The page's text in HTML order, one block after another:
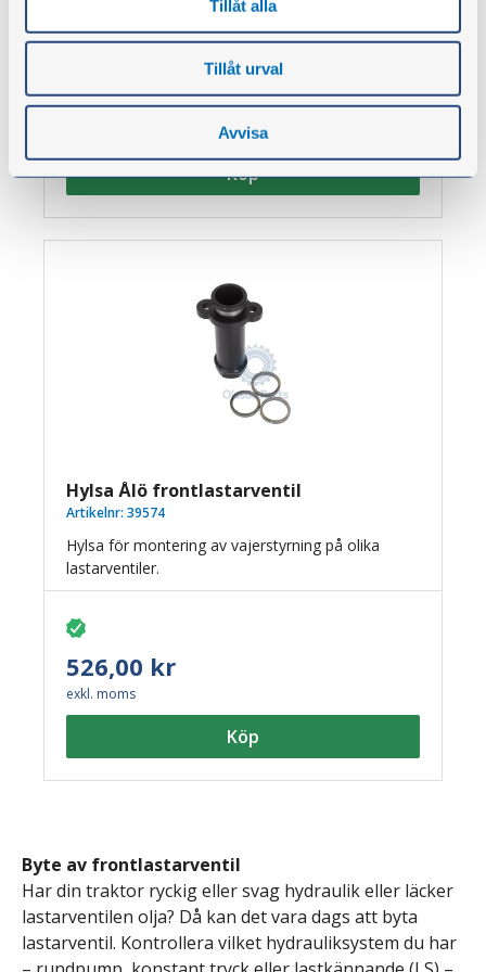
Tillåt alla
Tillåt urval
Avvisa
lastkännande hydraulsystem (LS).
5 786,00 kr
Köp
Hylsa Ålö frontlastarventil
Artikelnr: 39574
Hylsa för montering av vajerstyrning på olika
lastarventiler.
526,00 kr
exkl. moms
Köp
Byte av frontlastarventil
Har din traktor ryckig eller svag hydraulik eller läcker
lastarventilen olja? Då kan det vara dags att byta
lastarventil. Kontrollera vilket hydrauliksystem du har